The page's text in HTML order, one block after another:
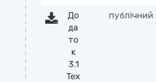
До
да
то
к
3.1
Тех
публічний